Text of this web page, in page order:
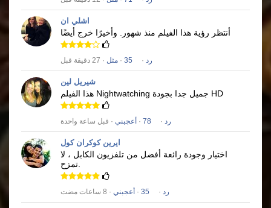
اشلي ان
أنتظر رؤية هذا الفيلم منذ شهور. وأخيرًا خرج أيضًا
رد ·
35
· مثل · 27 دقيقة قبل
شيريل لين
Nightwatching جميل جدا بجودة HD
رد ·
78
· أعجبني · قبل ساعة واحدة
ايرين كوكران كول
اختيار وجودة رائعة أفضل من تلفزيون الكابل ، لا
تمزح.
رد ·
35
· أعجبني · 8 ساعات مضت